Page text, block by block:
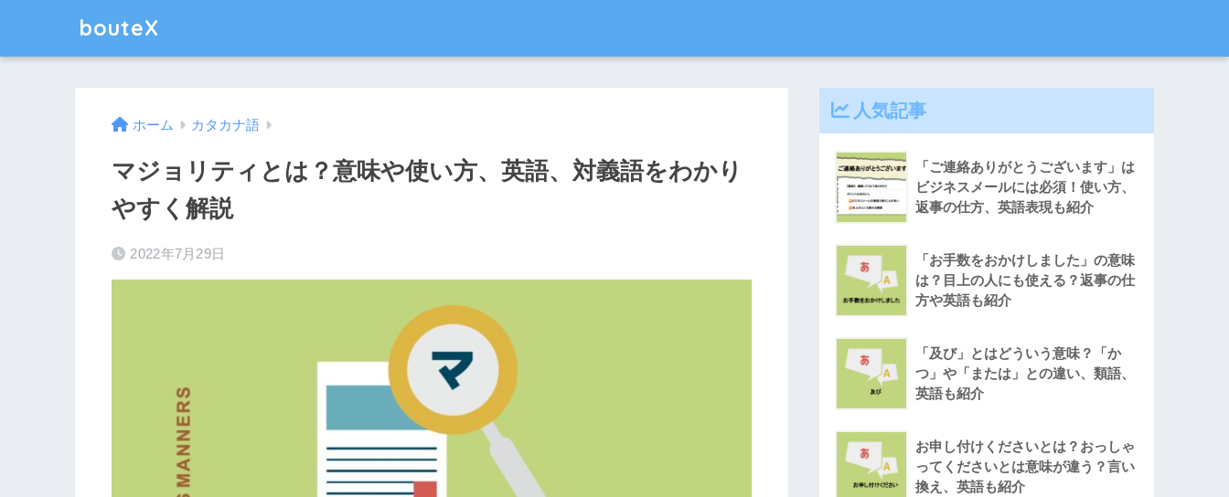
bouteX
ホーム カタカナ語
マジョリティとは？意味や使い方、英語、対義語をわかり
やすく解説
2022年7月29日
人気記事
「ご連絡ありがとうございます」は
ビジネスメールには必須！使い方、
返事の仕方、英語表現も紹介
「お手数をおかけしました」の意味
は？目上の人にも使える？返事の仕
方や英語も紹介
「及び」とはどういう意味？「か
つ」や「または」との違い、類語、
英語も紹介
お申し付けくださいとは？おっしゃ
ってくださいとは意味が違う？言い
換え、英語も紹介